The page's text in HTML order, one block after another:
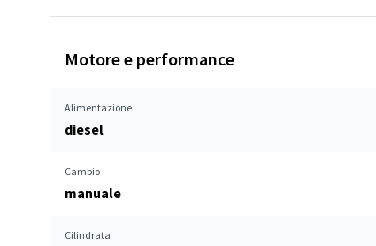
Motore e performance
Alimentazione
diesel
Cambio
manuale
Cilindrata